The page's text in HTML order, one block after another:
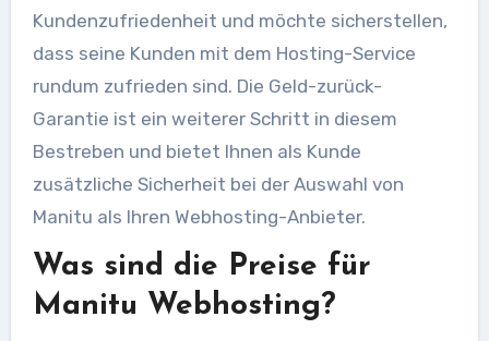
Kundenzufriedenheit und möchte sicherstellen,
dass seine Kunden mit dem Hosting-Service
rundum zufrieden sind. Die Geld-zurück-
Garantie ist ein weiterer Schritt in diesem
Bestreben und bietet Ihnen als Kunde
zusätzliche Sicherheit bei der Auswahl von
Manitu als Ihren Webhosting-Anbieter.
Was sind die Preise für
Manitu Webhosting?